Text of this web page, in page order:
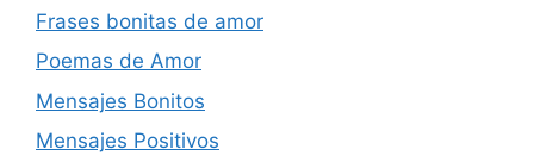
Frases bonitas de amor
Poemas de Amor
Mensajes Bonitos
Mensajes Positivos